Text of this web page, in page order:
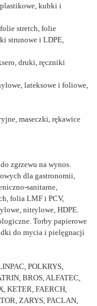
kubki i
stretch, folie
strunowe i LDPE,
druki, ręczniki
lateksowe i foliowe,
maseczki, rękawice
zgrzewu na wynos.
dla gastronomii,
sanitarne,
folia LMF i PCV,
nitrylowe, HDPE.
Torby papierowe
do mycia i pielęgnacji
POLKRYS,
BROS, ALFATEC,
KETER, FAERCH,
ZARYS, PACLAN,